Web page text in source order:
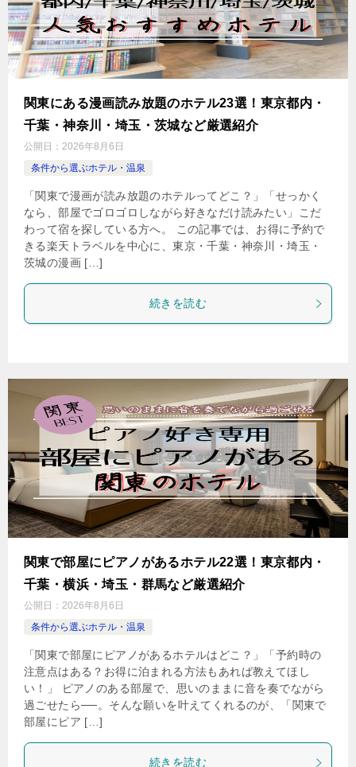
関東にある漫画読み放題のホテル23選！東京都内・
千葉・神奈川・埼玉・茨城など厳選紹介
公開日： 2026年8月6日
条件から選ぶホテル・温泉
「関東で漫画が読み放題のホテルってどこ？」「せっかく
なら、部屋でゴロゴロしながら好きなだけ読みたい」こだ
わって宿を探している方へ。 この記事では、お得に予約で
きる楽天トラベルを中心に、東京・千葉・神奈川・埼玉・
茨城の漫画 […]
続きを読む
関東で部屋にピアノがあるホテル22選！東京都内・
千葉・横浜・埼玉・群馬など厳選紹介
公開日： 2026年8月6日
条件から選ぶホテル・温泉
「関東で部屋にピアノがあるホテルはどこ？」「予約時の
注意点はある？お得に泊まれる方法もあれば教えてほし
い！」 ピアノのある部屋で、思いのままに音を奏でながら
過ごせたら──。そんな願いを叶えてくれるのが、「関東で
部屋にピア […]
続きを読む